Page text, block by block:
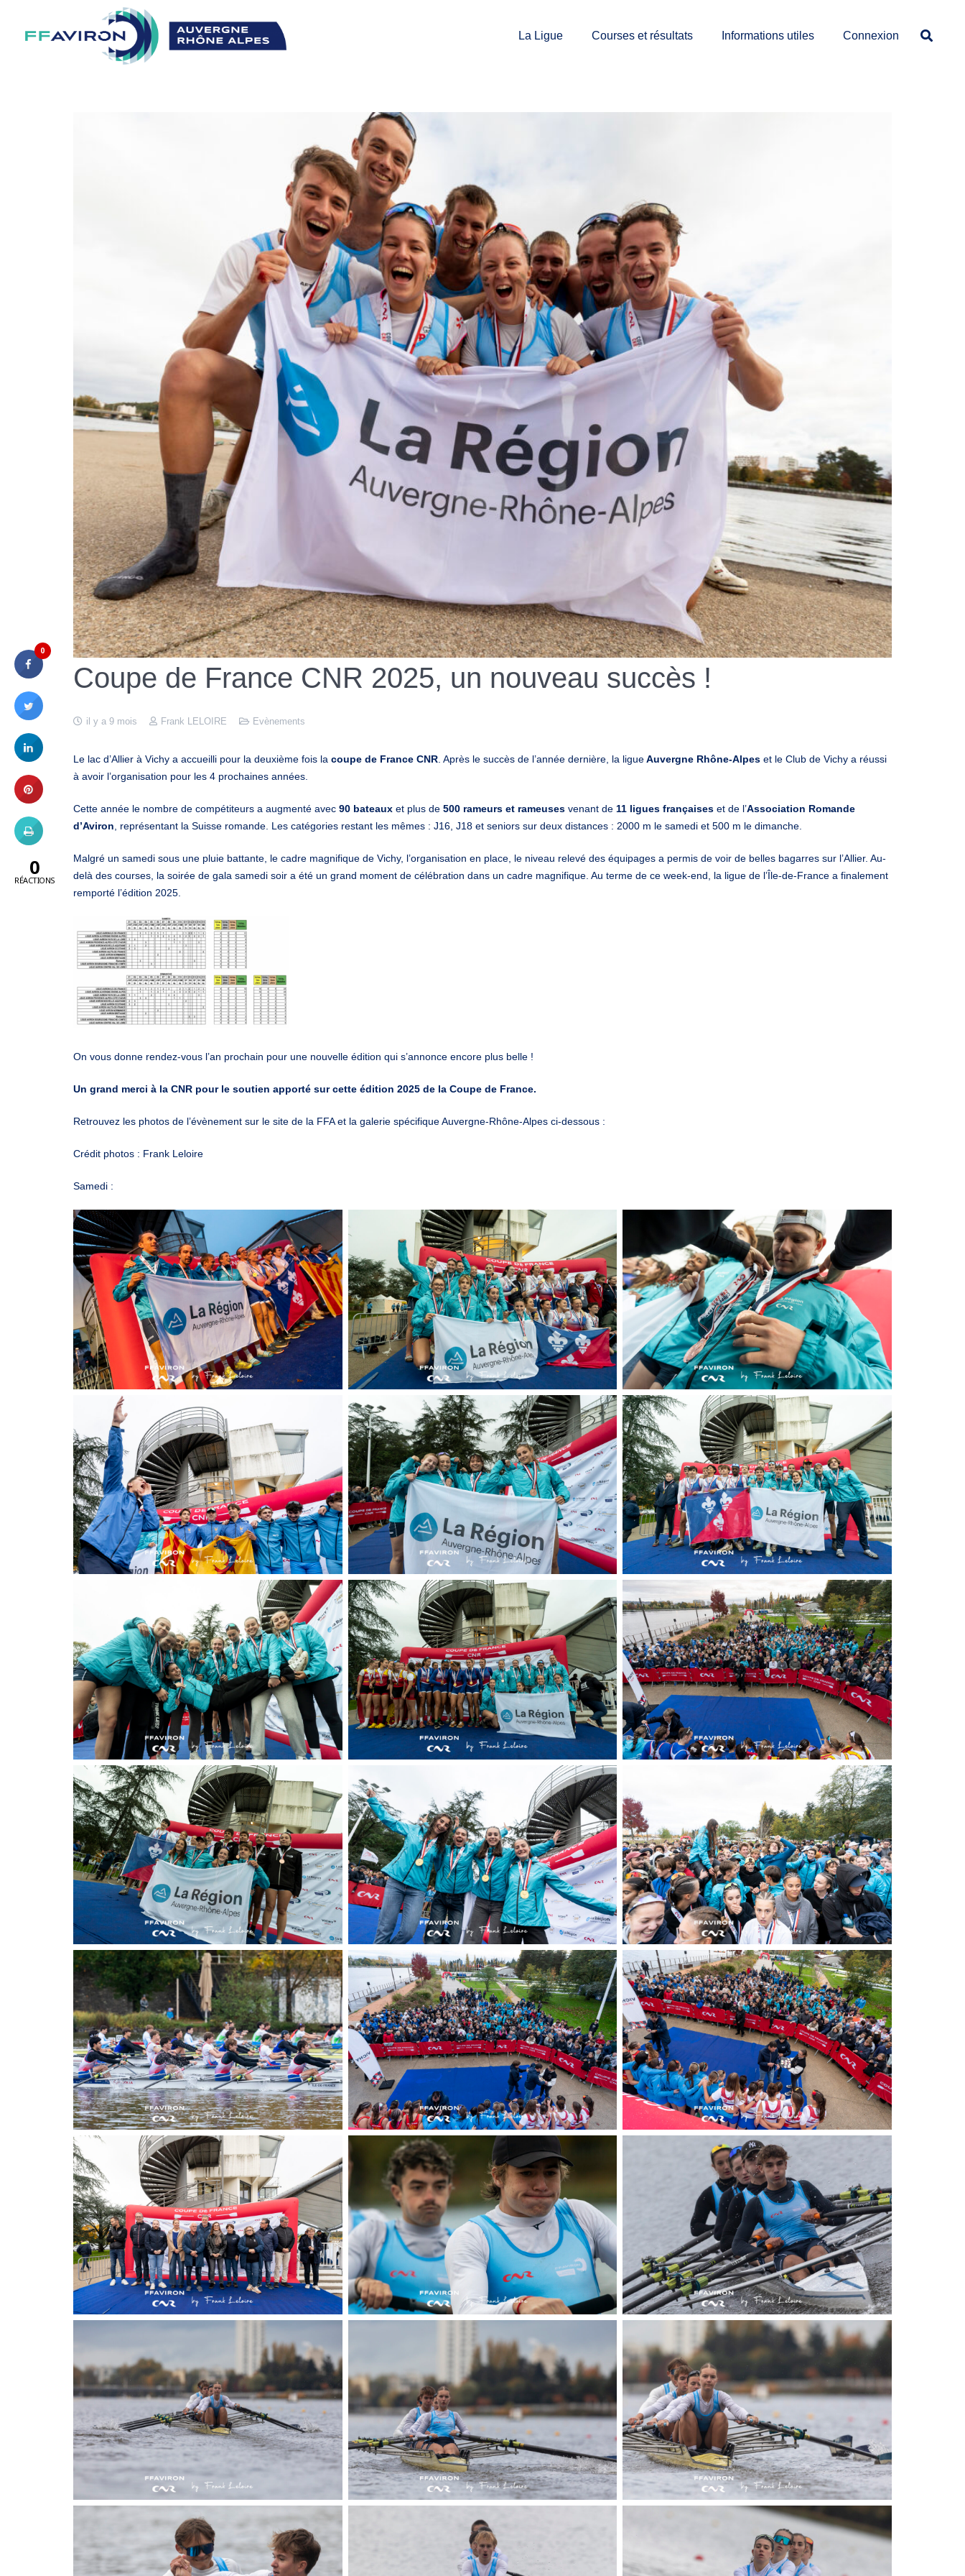
La Ligue Courses et résultats Informations utiles Connexion
Coupe de France CNR 2025, un nouveau succès !
il y a 9 mois Frank LELOIRE Evènements
Le lac d’Allier à Vichy a accueilli pour la deuxième fois la coupe de France CNR. Après le succès de l’année dernière, la ligueAuvergne Rhône-Alpes et le Club de Vichy a réussi
à avoir l’organisation pour les 4 prochaines années.
Cette année le nombre de compétiteurs a augmenté avec 90 bateaux et plus de 500 rameurs et rameuses venant de 11 ligues françaises et de l’Association Romande
d’Aviron, représentant la Suisse romande. Les catégories restant les mêmes : J16, J18 et seniors sur deux distances : 2000 m le samedi et 500 m le dimanche.
Malgré un samedi sous une pluie battante, le cadre magnifique de Vichy, l’organisation en place, le niveau relevé des équipages a permis de voir de belles bagarres sur l’Allier. Au-
delà des courses, la soirée de gala samedi soir a été un grand moment de célébration dans un cadre magnifique. Au terme de ce week-end, la ligue de l’Île-de-France a finalement
remporté l’édition 2025.
On vous donne rendez-vous l’an prochain pour une nouvelle édition qui s’annonce encore plus belle !
Un grand merci à la CNR pour le soutien apporté sur cette édition 2025 de la Coupe de France.
Retrouvez les photos de l’évènement sur le site de la FFA et la galerie spécifique Auvergne-Rhône-Alpes ci-dessous :
Crédit photos : Frank Leloire
Samedi :
0
0
RÉACTIONS